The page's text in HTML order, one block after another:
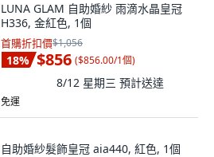
LUNA GLAM 自助婚紗 雨滴水晶皇冠
H336, 金紅色, 1個
首購折扣價$1,056
18% $856 ($856.00/1個)
8/12 星期三 預計送達
免運
自助婚紗髮飾皇冠 aia440, 紅色, 1個